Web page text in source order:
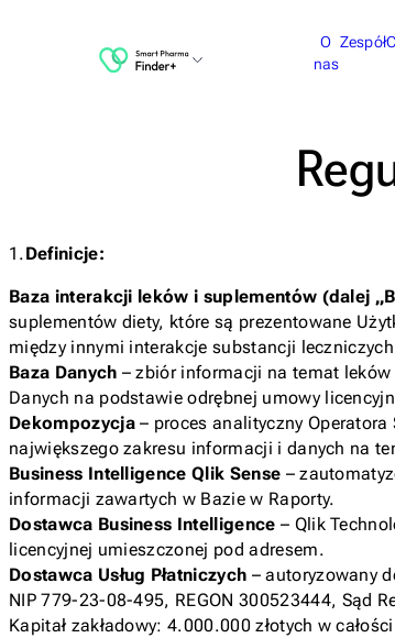
O
nas
Zespół
1.Definicje:
Baza interakcji leków i suplementów (dalej
suplementów diety, które są prezentowane
między innymi interakcje substancji
Baza Danych – zbiór informacji na temat
Danych na podstawie odrębnej umowy
Dekompozycja– proces analityczny
największego zakresu informacji i danych na
Business Intelligence Qlik Sense –
informacji zawartych w Bazie w Raporty.
Dostawca Business Intelligence – Qlik
licencyjnej umieszczonej pod adresem.
Dostawca Usług Płatniczych – autoryzowany
NIP 779-23-08-495, REGON 300523444, Sąd
Kapitał zakładowy: 4.000.000 złotych w